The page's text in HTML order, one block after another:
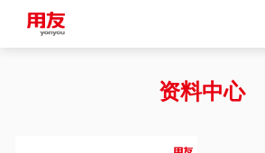
Vietnam
资料中心